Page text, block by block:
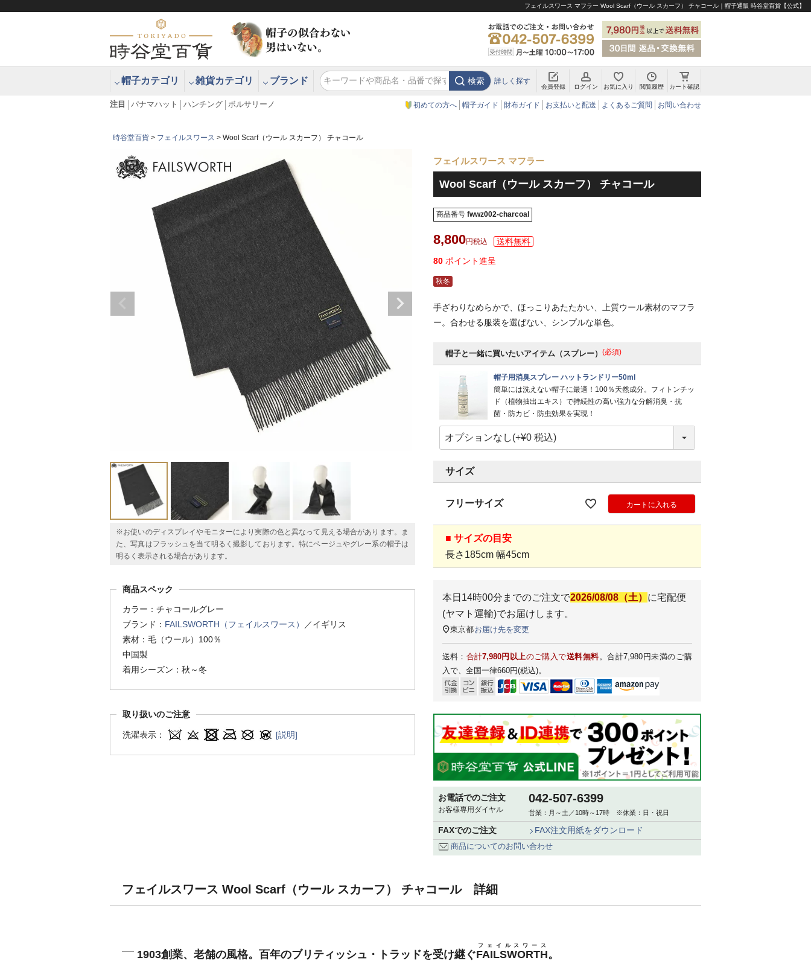
フェイルスワース マフラー Wool Scarf（ウール スカーフ） チャコール｜帽子通販 時谷堂百貨【公式】
帽子カテゴリ 雑貨カテゴリ ブランド 検索 詳しく探す
会員登録 ログイン お気に入り 閲覧履歴 カート確認
注目 パナマハット ハンチング ボルサリーノ 初めての方へ 帽子ガイド 財布ガイド お支払いと配送 よくあるご質問 お問い合わせ
時谷堂百貨 フェイルスワース Wool Scarf（ウール スカーフ） チャコール
※お使いのディスプレイやモニターにより実際の色と異なって見える場合があります。ま
た、写真はフラッシュを当て明るく撮影しております。特にベージュやグレー系の帽子は
明るく表示される場合があります。
商品スペック
カラー：チャコールグレー
ブランド： FAILSWORTH（フェイルスワース）
／イギリス
素材：毛（ウール）100％
中国製
着用シーズン：秋～冬
取り扱いのご注意
洗濯表示： [説明]
フェイルスワース マフラー
Wool Scarf（ウール スカーフ） チャコール
商品番号 fwwz002-charcoal
8,800 税込
80 ポイント進呈
秋冬
手ざわりなめらかで、ほっこりあたたかい、上質ウール素材のマフラ
ー。合わせる服装を選ばない、シンプルな単色。
帽子と一緒に買いたいアイテム（スプレー） (必須)
帽子用消臭スプレー ハットランドリー50ml
簡単には洗えない帽子に最適！100％天然成分。フィトンチッ
ド（植物抽出エキス）で持続性の高い強力な分解消臭・抗
菌・防カビ・防虫効果を実現！
サイズ
フリーサイズ カートに入れる
■ サイズの目安
長さ185cm 幅45cm
本日 14時00分 までのご注文で2026/08/08（土） に宅配便
(ヤマト運輸)でお届けします。
東京都お届け先を変更
送料： 合計7,980円以上のご購入で送料無料。合計7,980円未満のご購
入で、全国一律660円(税込)。
お電話でのご注文
お客様専用ダイヤル
042-507-6399
営業：月～土／10時～17時 ※休業：日・祝日
FAXでのご注文 FAX注文用紙をダウンロード
商品についてのお問い合わせ
フェイルスワース Wool Scarf（ウール スカーフ） チャコール 詳細
1903創業、老舗の風格。百年のブリティッシュ・トラッドを受け継ぐFAILSWORTH
フェイルスワース
。